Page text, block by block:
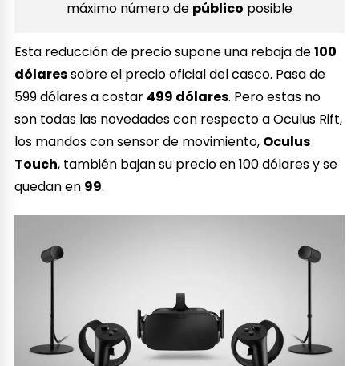
máximo número de público posible
Esta reducción de precio supone una rebaja de100
dólaressobre el precio oficial del casco. Pasa de
599 dólares a costar 499 dólares. Pero estas no
son todas las novedades con respecto a Oculus Rift,
los mandos con sensor de movimiento, Oculus
Touch, también bajan su precio en 100 dólares y se
quedan en 99.